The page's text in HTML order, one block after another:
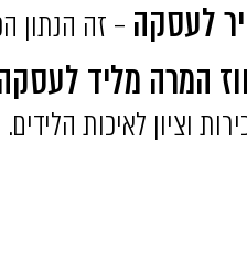
לעסקה – זה הנתון
המרה מליד
וציון לאיכות הלידים.